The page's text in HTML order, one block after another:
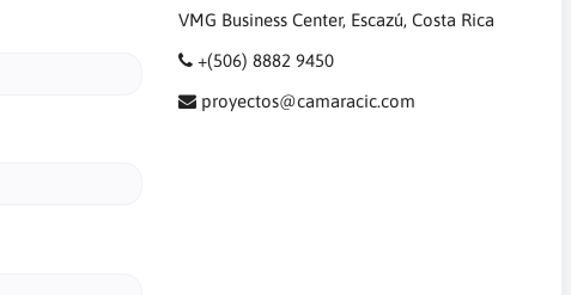
VMG Business Center, Escazú, Costa Rica
+(506) 8882 9450
proyectos@camaracic.com